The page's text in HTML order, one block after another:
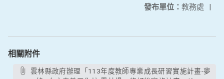
發布單位： 教務處 |
相關附件